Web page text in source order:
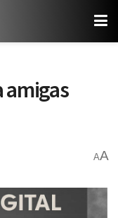
amigas
AA